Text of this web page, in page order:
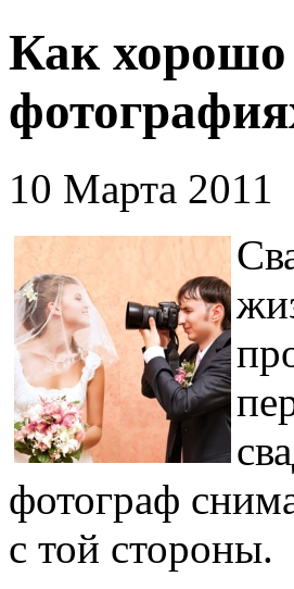
Как хорошо
10 Марта 2011
фотограф
с той стороны.